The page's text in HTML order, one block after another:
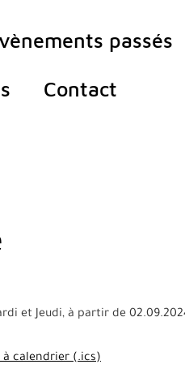
passés
Contact
et Jeudi, à partir de
à calendrier (.ics)